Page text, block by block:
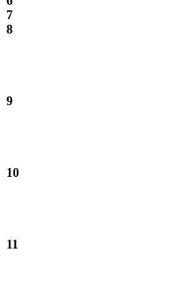
7
8
9
10
11